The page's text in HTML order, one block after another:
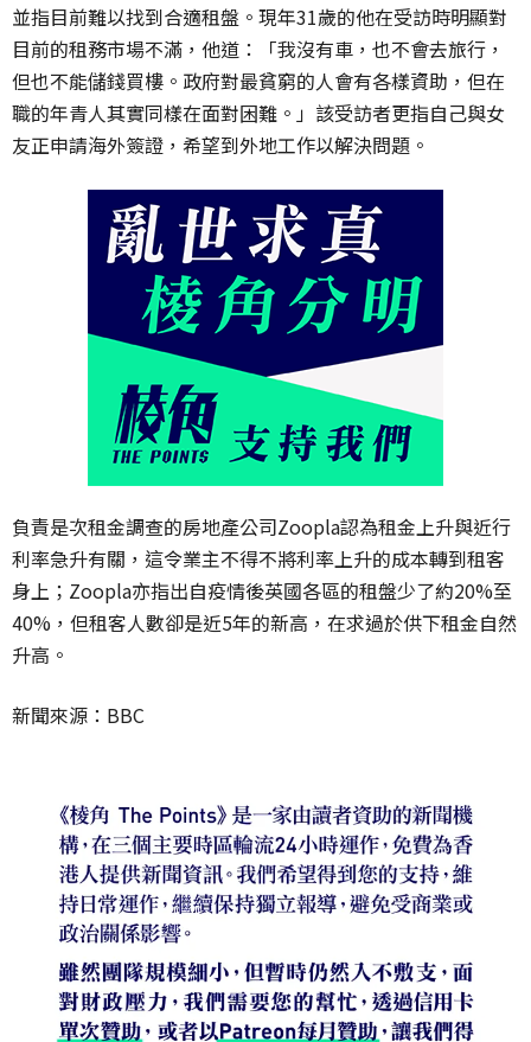
並指目前難以找到合適租盤。現年31歲的他在受訪時明顯對
目前的租務市場不滿，他道：「我沒有車，也不會去旅行，
但也不能儲錢買樓。政府對最貧窮的人會有各樣資助，但在
職的年青人其實同樣在面對困難。」該受訪者更指自己與女
友正申請海外簽證，希望到外地工作以解決問題。
負責是次租金調查的房地產公司Zoopla認為租金上升與近行
利率急升有關，這令業主不得不將利率上升的成本轉到租客
身上；Zoopla亦指出自疫情後英國各區的租盤少了約20%至
40%，但租客人數卻是近5年的新高，在求過於供下租金自然
升高。
新聞來源：BBC